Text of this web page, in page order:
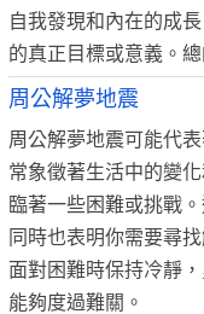
自我發現和內在的成
的真正目標或意義。
周公解夢地震
周公解夢地震可能代
常象徵著生活中的變
臨著一些困難或挑戰
同時也表明你需要尋
面對困難時保持冷靜
能夠度過難關。